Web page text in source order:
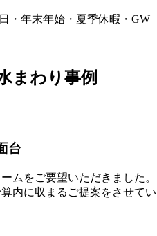
・年末年始・夏季休暇・GW
わり事例
台
ムをご要望いただきました。
内に収まるご提案をさせて